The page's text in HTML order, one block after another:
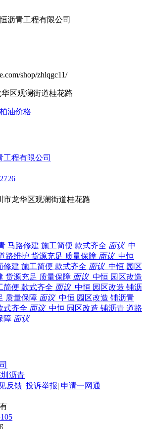
沥青工程有限公司
shop/zhlqgc11/
区观澜街道桂花路
油价格
工程有限公司
市龙华区观澜街道桂花路
马路修建 施工简便 款式齐全 面议 中
路维护 货源充足 质量保障 面议 中恒
修建 施工简便 款式齐全 面议 中恒 园区
货源充足 质量保障 面议 中恒 园区改造
简便 款式齐全 面议 中恒 园区改造 铺沥
质量保障 面议 中恒 园区改造 铺沥青
式齐全 面议 中恒 园区改造 铺沥青 道路
障 面议
沥青
反馈 |投诉举报| 申请一网通